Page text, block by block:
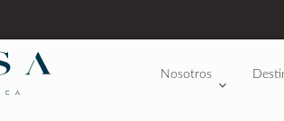
Nosotros